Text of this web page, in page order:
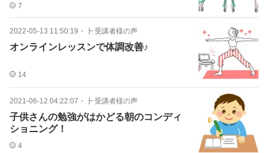
7
2022-05-13 11:50:19 ・ ┣ 受講者様の声
オンラインレッスンで体調改善♪
14
2021-06-12 04:22:07 ・ ┣ 受講者様の声
子供さんの勉強がはかどる朝のコンディ
ショニング！
4